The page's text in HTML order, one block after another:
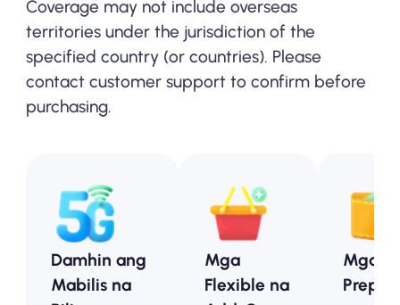
Coverage may not include overseas
territories under the jurisdiction of the
specified country (or countries). Please
contact customer support to confirm before
purchasing.
Damhin ang
Mabilis na
Mga
Flexible na
Mga